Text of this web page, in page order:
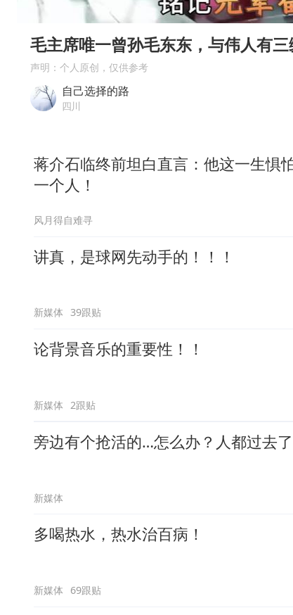
多专业取消艺考 文化工作
“银行午休1.5小时”留个窗
董路致歉：泰国10岁黑人
00:00
毛主席唯一曾孙毛东东，与伟人有
声明：个人原创，仅供参考
自己选择的路
四川
蒋介石临终前坦白直言：他这一生惧
一个人！
风月得自难寻
讲真，是球网先动手的！！！
新媒体 39跟贴
论背景音乐的重要性！！
新媒体 2跟贴
旁边有个抢活的…怎么办？人都过去了
新媒体
多喝热水，热水治百病！
新媒体 69跟贴